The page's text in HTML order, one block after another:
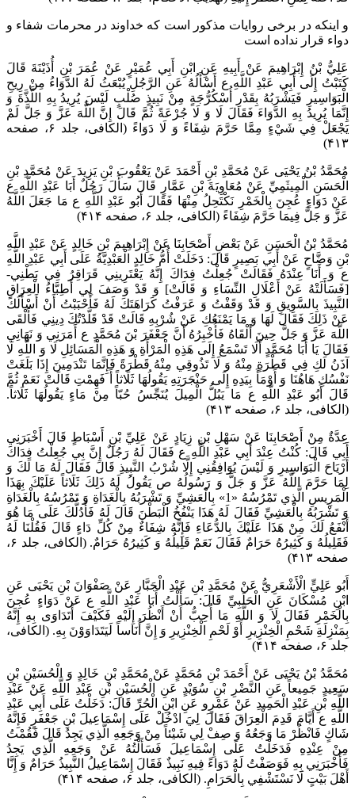
و اینکه در برخی روایات مذکور است که خداوند در محرمات شفاء و
دواء قرار نداده است
عَلِيُّ بْنُ إِبْرَاهِيمَ عَنْ أَبِيهِ عَنِ ابْنِ أَبِي عُمَيْرٍ عَنْ عُمَرَ بْنِ أُذَيْنَةَ قَالَ
كَتَبْتُ إِلَى أَبِي عَبْدِ اللَّهِ ع أَسْأَلُهُ عَنِ الرَّجُلِ يُبْعَثُ لَهُ الدَّوَاءُ مِنْ رِيحِ
الْبَوَاسِيرِ فَيَشْرَبُهُ بِقَدْرِ أُسْكُرُّجَةٍ مِنْ نَبِيذٍ صُلْبٍ لَيْسَ يُرِيدُ بِهِ اللَّذَّةَ وَ
إِنَّمَا يُرِيدُ بِهِ الدَّوَاءَ فَقَالَ لَا وَ لَا جُرْعَةً ثُمَّ قَالَ إِنَّ اللَّهَ عَزَّ وَ جَلَّ لَمْ
يَجْعَلْ فِي شَيْ‌ءٍ مِمَّا حَرَّمَ شِفَاءً وَ لَا دَوَاءً‌ (الکافی، جلد ۶، صفحه
۴۱۳)
مُحَمَّدُ بْنُ يَحْيَى عَنْ مُحَمَّدِ بْنِ أَحْمَدَ عَنْ يَعْقُوبَ بْنِ يَزِيدَ عَنْ مُحَمَّدِ بْنِ
الْحَسَنِ الْمِيثَمِيِّ عَنْ مُعَاوِيَةَ بْنِ عَمَّارٍ قَالَ سَأَلَ رَجُلٌ أَبَا عَبْدِ اللَّهِ ع
عَنْ دَوَاءٍ عُجِنَ بِالْخَمْرِ نَكْتَحِلُ مِنْهَا فَقَالَ أَبُو عَبْدِ اللَّهِ ع مَا جَعَلَ اللَّهُ
عَزَّ وَ جَلَّ فِيمَا حَرَّمَ شِفَاءً‌ (الکافی، جلد ۶، صفحه ۴۱۴)
مُحَمَّدُ بْنُ الْحَسَنِ عَنْ بَعْضِ أَصْحَابِنَا عَنْ إِبْرَاهِيمَ بْنِ خَالِدٍ عَنْ عَبْدِ اللَّهِ
بْنِ وَضَّاحٍ عَنْ أَبِي بَصِيرٍ قَالَ: دَخَلَتْ أُمُّ خَالِدٍ الْعَبْدِيَّةُ عَلَى أَبِي عَبْدِ اللَّهِ
ع وَ أَنَا عِنْدَهُ فَقَالَتْ جُعِلْتُ فِدَاكَ إِنَّهُ يَعْتَرِينِي قَرَاقِرُ فِي بَطْنِي-
[فَسَأَلَتْهُ عَنْ أَعْلَالِ النِّسَاءِ وَ قَالَتْ‏] وَ قَدْ وَصَفَ لِي أَطِبَّاءُ الْعِرَاقِ
النَّبِيذَ بِالسَّوِيقِ وَ قَدْ وَقَفْتُ وَ عَرَفْتُ كَرَاهَتَكَ لَهُ فَأَحْبَبْتُ أَنْ أَسْأَلَكَ
عَنْ ذَلِكَ فَقَالَ لَهَا وَ مَا يَمْنَعُكِ عَنْ شُرْبِهِ قَالَتْ قَدْ قَلَّدْتُكَ دِينِي فَأَلْقَى
اللَّهَ عَزَّ وَ جَلَّ حِينَ أَلْقَاهُ فَأُخْبِرُهُ أَنَّ جَعْفَرَ بْنَ مُحَمَّدٍ ع أَمَرَنِي وَ نَهَانِي
فَقَالَ يَا أَبَا مُحَمَّدٍ أَلَا تَسْمَعُ إِلَى هَذِهِ الْمَرْأَةِ وَ هَذِهِ الْمَسَائِلِ لَا وَ اللَّهِ لَا
آذَنُ لَكِ فِي قَطْرَةٍ مِنْهُ وَ لَا تَذُوقِي مِنْهُ قَطْرَةً فَإِنَّمَا تَنْدَمِينَ إِذَا بَلَغَتْ
نَفْسُكِ هَاهُنَا وَ أَوْمَأَ بِيَدِهِ إِلَى حَنْجَرَتِهِ يَقُولُهَا ثَلَاثاً أَ فَهِمْتِ قَالَتْ نَعَمْ ثُمَّ
قَالَ أَبُو عَبْدِ اللَّهِ ع مَا يَبُلُّ الْمِيلَ يُنَجِّسُ حُبّاً مِنْ مَاءٍ يَقُولُهَا ثَلَاثاً.
(الکافی، جلد ۶، صفحه ۴۱۳)
عِدَّةٌ مِنْ أَصْحَابِنَا عَنْ سَهْلِ بْنِ زِيَادٍ عَنْ عَلِيِّ بْنِ أَسْبَاطٍ قَالَ أَخْبَرَنِي
أَبِي قَالَ: كُنْتُ عِنْدَ أَبِي عَبْدِ اللَّهِ ع فَقَالَ لَهُ رَجُلٌ إِنَّ بِي جُعِلْتُ فِدَاكَ
أَرْيَاحَ الْبَوَاسِيرِ وَ لَيْسَ يُوَافِقُنِي إِلَّا شُرْبُ النَّبِيذِ قَالَ فَقَالَ لَهُ مَا لَكَ وَ
لِمَا حَرَّمَ اللَّهُ عَزَّ وَ جَلَّ وَ رَسُولُهُ ص يَقُولُ لَهُ ذَلِكَ ثَلَاثاً عَلَيْكَ بِهَذَا
الْمَرِيسِ الَّذِي تَمْرُسُهُ‏ «1» بِالْعَشِيِّ وَ تَشْرَبُهُ بِالْغَدَاةِ وَ تَمْرُسُهُ بِالْغَدَاةِ
وَ تَشْرَبُهُ بِالْعَشِيِّ فَقَالَ لَهُ هَذَا يَنْفُخُ الْبَطْنَ قَالَ لَهُ فَأَدُلُّكَ عَلَى مَا هُوَ
أَنْفَعُ لَكَ مِنْ هَذَا عَلَيْكَ بِالدُّعَاءِ فَإِنَّهُ شِفَاءٌ مِنْ كُلِّ دَاءٍ قَالَ فَقُلْنَا لَهُ
فَقَلِيلُهُ وَ كَثِيرُهُ حَرَامٌ فَقَالَ نَعَمْ قَلِيلُهُ وَ كَثِيرُهُ حَرَامٌ. (الکافی، جلد ۶،
صفحه ۴۱۳)
أَبُو عَلِيٍّ الْأَشْعَرِيُّ عَنْ مُحَمَّدِ بْنِ عَبْدِ الْجَبَّارِ عَنْ صَفْوَانَ بْنِ يَحْيَى عَنِ
ابْنِ مُسْكَانَ عَنِ الْحَلَبِيِّ قَالَ: سَأَلْتُ أَبَا عَبْدِ اللَّهِ ع عَنْ دَوَاءٍ عُجِنَ
بِالْخَمْرِ فَقَالَ لَا وَ اللَّهِ مَا أُحِبُّ أَنْ أَنْظُرَ إِلَيْهِ فَكَيْفَ أَتَدَاوَى بِهِ إِنَّهُ
بِمَنْزِلَةِ شَحْمِ الْخِنْزِيرِ أَوْ لَحْمِ الْخِنْزِيرِ وَ إِنَّ أُنَاساً لَيَتَدَاوَوْنَ بِهِ. (الکافی،
جلد ۶، صفحه ۴۱۴)
مُحَمَّدُ بْنُ يَحْيَى عَنْ أَحْمَدَ بْنِ مُحَمَّدٍ عَنْ مُحَمَّدِ بْنِ خَالِدٍ وَ الْحُسَيْنِ بْنِ
سَعِيدٍ جَمِيعاً عَنِ النَّضْرِ بْنِ سُوَيْدٍ عَنِ الْحُسَيْنِ بْنِ عَبْدِ اللَّهِ عَنْ عَبْدِ
اللَّهِ بْنِ عَبْدِ الْحَمِيدِ عَنْ عَمْرٍو عَنِ ابْنِ الْحُرِّ قَالَ: دَخَلْتُ عَلَى أَبِي عَبْدِ
اللَّهِ ع أَيَّامَ قَدِمَ الْعِرَاقَ فَقَالَ لِيَ ادْخُلْ عَلَى إِسْمَاعِيلَ بْنِ جَعْفَرٍ فَإِنَّهُ
شَاكٍ فَانْظُرْ مَا وَجَعُهُ وَ صِفْ لِي شَيْئاً مِنْ وَجَعِهِ الَّذِي يَجِدُ قَالَ فَقُمْتُ
مِنْ عِنْدِهِ فَدَخَلْتُ عَلَى إِسْمَاعِيلَ فَسَأَلْتُهُ عَنْ وَجَعِهِ الَّذِي يَجِدُ
فَأَخْبَرَنِي بِهِ فَوَصَفْتُ لَهُ دَوَاءً فِيهِ نَبِيذٌ فَقَالَ إِسْمَاعِيلُ النَّبِيذُ حَرَامٌ وَ إِنَّا
أَهْلَ بَيْتٍ لَا نَسْتَشْفِي بِالْحَرَامِ. (الکافی، جلد ۶، صفحه ۴۱۴)